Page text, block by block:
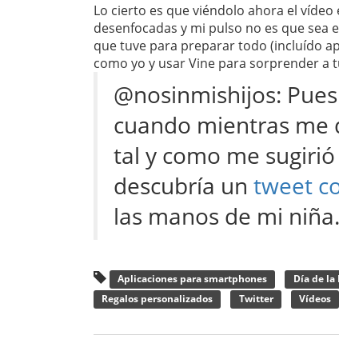
Lo cierto es que viéndolo ahora el
desenfocadas y mi pulso no es que
que tuve para preparar todo (incluído
como yo y usar Vine para sorprender a
@nosinmishijos:
cuando mientras
tal y como me
descubría un tweet
las manos de mi niña.
Aplicaciones para smartphones Día de la
Regalos personalizados
Twitter Vídeos